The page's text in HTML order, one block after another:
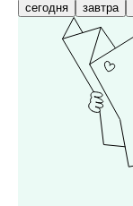
сегодня завтра